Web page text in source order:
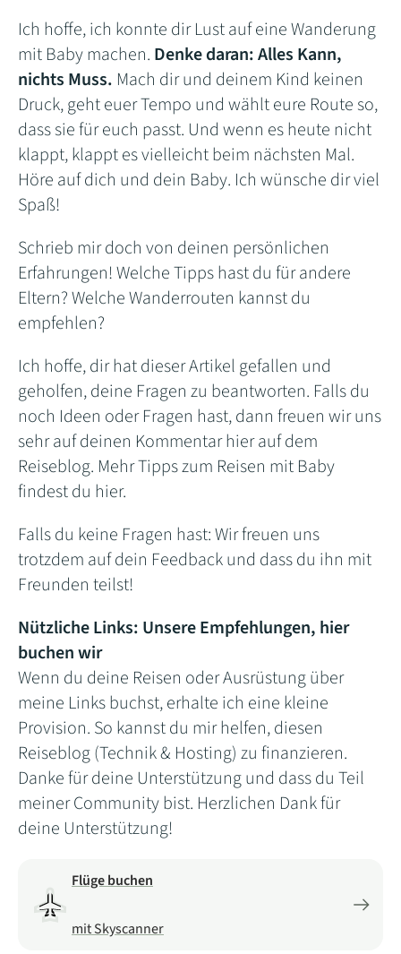
Ich hoffe, ich konnte dir Lust auf eine Wanderung
mit Baby machen. Denke daran: Alles Kann,
nichts Muss. Mach dir und deinem Kind keinen
Druck, geht euer Tempo und wählt eure Route so,
dass sie für euch passt. Und wenn es heute nicht
klappt, klappt es vielleicht beim nächsten Mal.
Höre auf dich und dein Baby. Ich wünsche dir viel
Spaß!
Schrieb mir doch von deinen persönlichen
Erfahrungen! Welche Tipps hast du für andere
Eltern? Welche Wanderrouten kannst du
empfehlen?
Ich hoffe, dir hat dieser Artikel gefallen und
geholfen, deine Fragen zu beantworten. Falls du
noch Ideen oder Fragen hast, dann freuen wir uns
sehr auf deinen Kommentar hier auf dem
Reiseblog. Mehr Tipps zum Reisen mit Baby
findest du hier.
Falls du keine Fragen hast: Wir freuen uns
trotzdem auf dein Feedback und dass du ihn mit
Freunden teilst!
Nützliche Links: Unsere Empfehlungen, hier
buchen wir
Wenn du deine Reisen oder Ausrüstung über
meine Links buchst, erhalte ich eine kleine
Provision. So kannst du mir helfen, diesen
Reiseblog (Technik & Hosting) zu finanzieren.
Danke für deine Unterstützung und dass du Teil
meiner Community bist. Herzlichen Dank für
deine Unterstützung!
Flüge buchen
mit Skyscanner